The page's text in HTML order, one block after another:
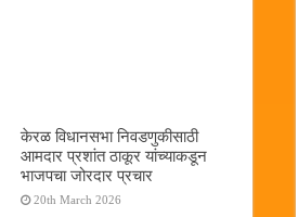
केरळ विधानसभा निवडणुकीसाठी
आमदार प्रशांत ठाकूर यांच्याकडून
भाजपचा जोरदार प्रचार
20th March 2026